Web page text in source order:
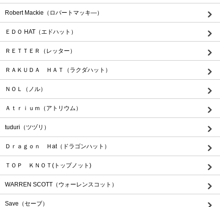
Robert Mackie（ロバートマッキ―）
ＥＤＯ HAT（エドハット）
ＲＥＴＴＥＲ（レッター）
ＲＡＫＵＤＡ ＨＡＴ（ラクダハット）
ＮＯＬ（ノル）
Ａｔｒｉｕｍ（アトリウム）
tuduri（ツヅリ）
Ｄｒａｇｏｎ Ｈat（ドラゴンハット）
ＴＯＰ ＫＮＯＴ(トップノット)
WARREN SCOTT（ウォーレンスコット）
Save（セーブ）